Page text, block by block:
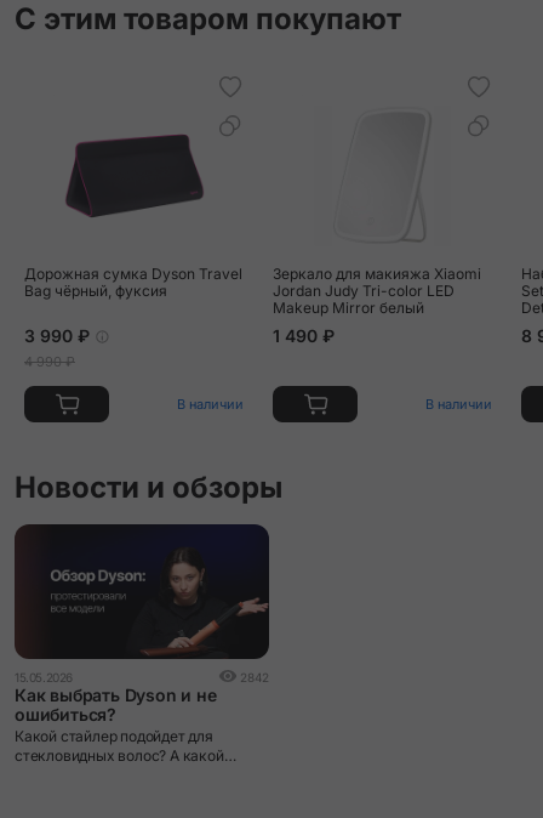
С этим товаром покупают
Дорожная сумка Dyson Travel
Bag чёрный, фуксия
3 990 ₽
4 990 ₽
В наличии
Зеркало для макияжа Xiaomi
Jordan Judy Tri-color LED
Makeup Mirror белый
1 490 ₽
В наличии
8
Новости и обзоры
15.05.2026 2842
Как выбрать Dyson и не
ошибиться?
Какой стайлер подойдет для
стекловидных волос? А какой